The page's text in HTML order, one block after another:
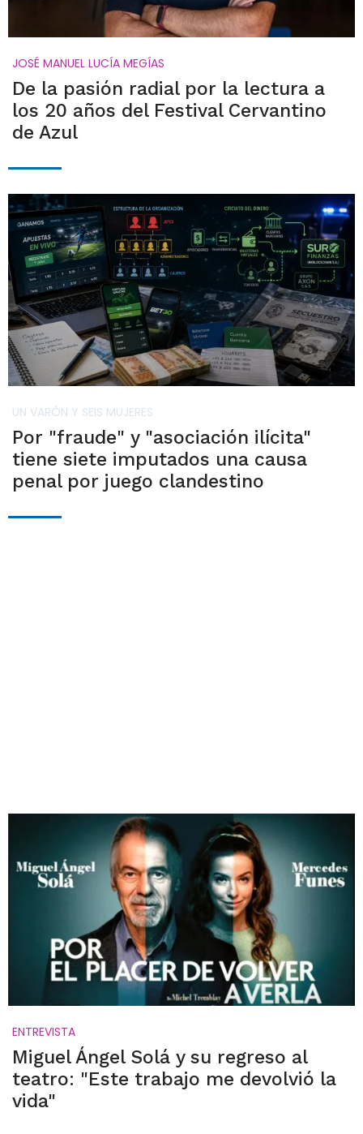
JOSÉ MANUEL LUCÍA MEGÍAS
De la pasión radial por la lectura a
los 20 años del Festival Cervantino
de Azul
UN VARÓN Y SEIS MUJERES
Por "fraude" y "asociación ilícita"
tiene siete imputados una causa
penal por juego clandestino
ENTREVISTA
Miguel Ángel Solá y su regreso al
teatro: "Este trabajo me devolvió la
vida"